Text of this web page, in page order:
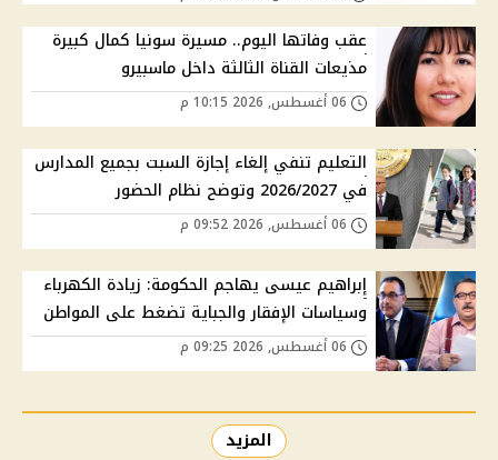
عقب وفاتها اليوم.. مسيرة سونيا كمال كبيرة
مذيعات القناة الثالثة داخل ماسبيرو
التعليم تنفي إلغاء إجازة السبت بجميع المدارس
في 2026/2027 وتوضح نظام الحضور
إبراهيم عيسى يهاجم الحكومة: زيادة الكهرباء
وسياسات الإفقار والجباية تضغط على المواطن
المزيد